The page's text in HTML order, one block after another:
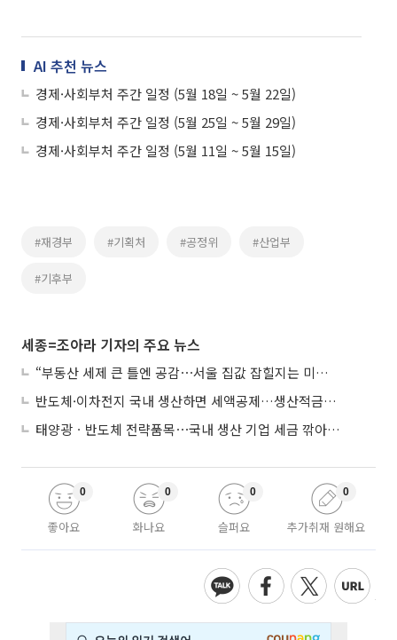
AI 추천 뉴스
경제·사회부처 주간 일정 (5월 18일 ~ 5월 22일)
경제·사회부처 주간 일정 (5월 25일 ~ 5월 29일)
경제·사회부처 주간 일정 (5월 11일 ~ 5월 15일)
#재경부 #기획처 #공정위 #산업부
#기후부
세종=조아라 기자의 주요 뉴스
“부동산 세제 큰 틀엔 공감⋯서울 집값 잡힐지는 미지수”
반도체·이차전지 국내 생산하면 세액공제…생산적금융 ISA 신설
태양광ㆍ반도체 전략품목⋯국내 생산 기업 세금 깎아준다
좋아요
0
화나요
0
슬퍼요
0
추가취재 원해요
0